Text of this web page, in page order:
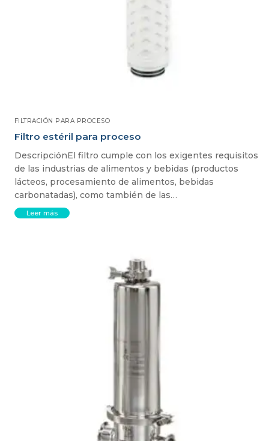
FILTRACIÓN PARA PROCESO
Filtro estéril para proceso
DescripciónEl filtro cumple con los exigentes requisitos
de las industrias de alimentos y bebidas (productos
lácteos, procesamiento de alimentos, bebidas
carbonatadas), como también de las…
Leer más